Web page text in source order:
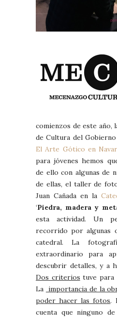
comienzos de este año,
de Cultura del
El Arte Gótico en
para jóvenes hemos
de ello con algunas de
de ellas, el taller de
Juan Cañada en la
‘Piedra, madera y
esta actividad. Un
recorrido por algunas
catedral. La
extraordinario para
descubrir detalles, y a
Dos criterios tuve
La importancia de la
poder hacer las fotos.
cuenta que ninguno